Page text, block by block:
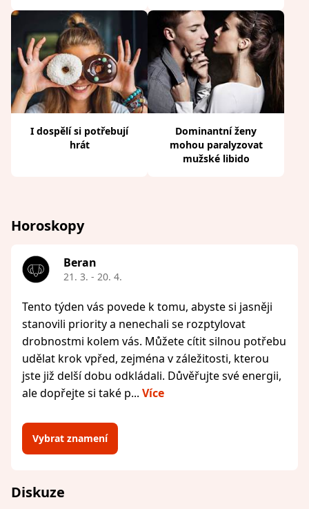
I dospělí si potřebují
hrát
Dominantní ženy
mohou paralyzovat
mužské libido
Horoskopy
Beran
21. 3. - 20. 4.
Tento týden vás povede k tomu, abyste si jasněji
stanovili priority a nenechali se rozptylovat
drobnostmi kolem vás. Můžete cítit silnou potřebu
udělat krok vpřed, zejména v záležitosti, kterou
jste již delší dobu odkládali. Důvěřujte své energii,
ale dopřejte si také p... Více
Vybrat znamení
Diskuze